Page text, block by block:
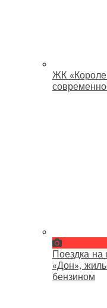
ЖК
Поездка
«Дон»,
бензином